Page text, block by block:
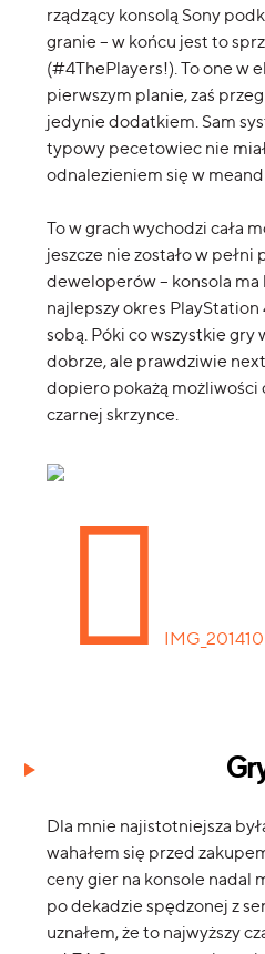
rządzący konsolą Sony
granie – w końcu jest to
(#4ThePlayers!). To one w
pierwszym planie, zaś
jedynie dodatkiem. Sam
typowy pecetowiec nie
odnalezieniem się w
To w grach wychodzi cała
jeszcze nie zostało w
deweloperów – konsola
najlepszy okres
sobą. Póki co wszystkie gry
dobrze, ale prawdziwie
dopiero pokażą możliwości
czarnej skrzynce.
Dla mnie najistotniejsza
wahałem się przed
ceny gier na konsole nadal
po dekadzie spędzonej z
uznałem, że to najwyższy